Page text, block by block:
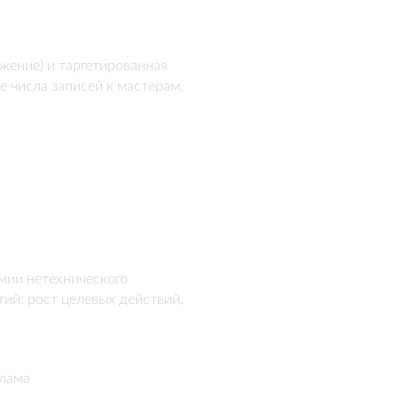
и таргетированная
числа записей к мастерам,
нетехнического
рост целевых действий,